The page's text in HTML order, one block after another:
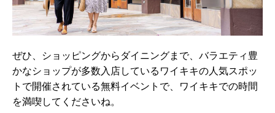
ぜひ、ショッピングからダイニングまで、バラエティ豊
かなショップが多数入店しているワイキキの人気スポッ
トで開催されている無料イベントで、ワイキキでの時間
を満喫してくださいね。